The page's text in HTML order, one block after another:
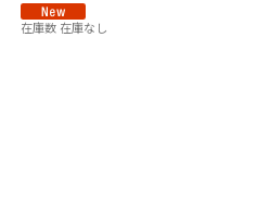
在庫数 在庫なし